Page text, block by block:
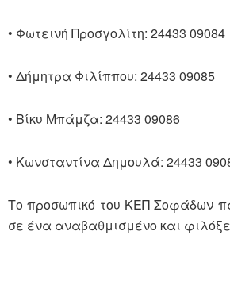
• Φωτεινή Προσγολίτη: 24433 09084
• Δήμητρα Φιλίππου: 24433 09085
• Βίκυ Μπάμζα: 24433 09086
• Κωνσταντίνα Δημουλά: 24433
Το προσωπικό του ΚΕΠ Σοφάδων
σε ένα αναβαθμισμένο και